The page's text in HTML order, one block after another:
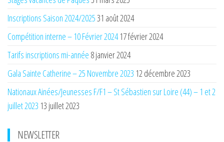
Inscriptions Saison 2024/202531 août 2024
Compétition interne – 10 Février 2024 17 février 2024
Tarifs inscriptions mi-année 8 janvier 2024
Gala Sainte Catherine – 25 Novembre 2023 12 décembre 2023
Nationaux Ainées/Jeunesses F/F1 – St Sébastien sur Loire (44) – 1 et 2
juillet 2023 13 juillet 2023
NEWSLETTER